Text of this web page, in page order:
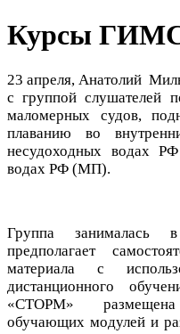
Курсы
23 апреля, Анатолий
с группой слушателей
маломерных судов,
плаванию во
несудоходных водах
водах РФ (МП).
Группа занималась
предполагает
материала с
дистанционного
«СТОРМ» размещена
обучающих модулей и